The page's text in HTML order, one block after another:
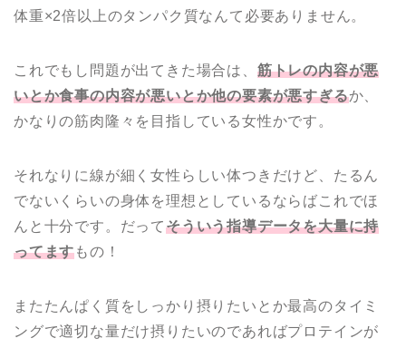
体重×2倍以上のタンパク質なんて必要ありません。
これでもし問題が出てきた場合は、 筋トレの内容が悪
いとか食事の内容が悪いとか他の要素が悪すぎるか、
かなりの筋肉隆々を目指している女性かです。
それなりに線が細く女性らしい体つきだけど、たるん
でないくらいの身体を理想としているならばこれでほ
んと十分です。だってそういう指導データを大量に持
ってますもの！
またたんぱく質をしっかり摂りたいとか最高のタイミ
ングで適切な量だけ摂りたいのであればプロテインが